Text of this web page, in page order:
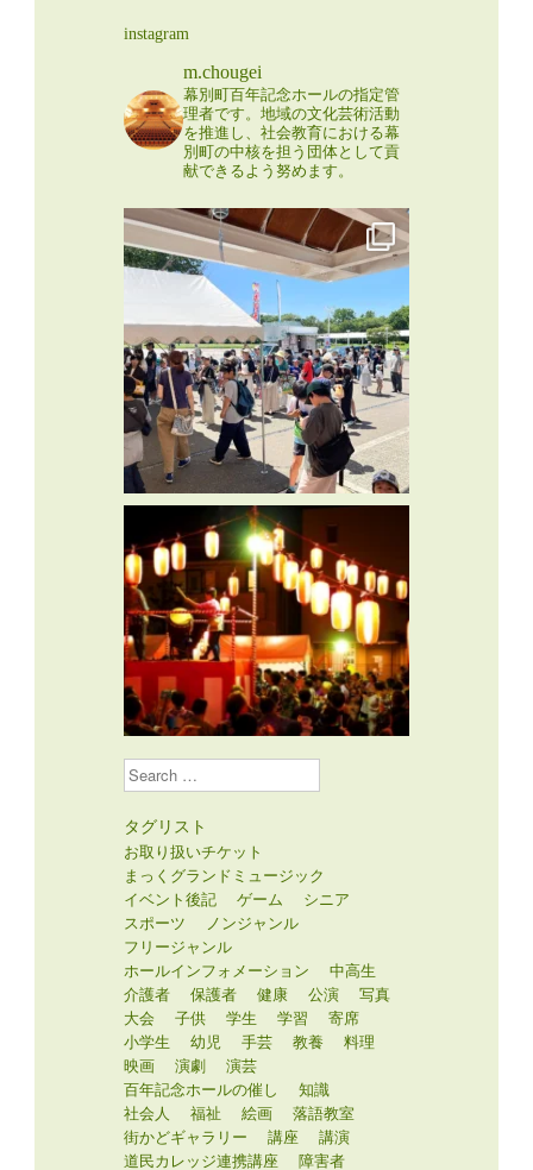
instagram
m.chougei
幕別町百年記念ホールの指定管
理者です。地域の文化芸術活動
を推進し、社会教育における幕
別町の中核を担う団体として貢
献できるよう努めます。
Search
タグリスト
お取り扱いチケット
まっくグランドミュージック
イベント後記
ゲーム
シニア
スポーツ
ノンジャンル
フリージャンル
ホールインフォメーション
中高生
介護者
保護者 健康 公演
写真
大会
子供 学生 学習
寄席
小学生
幼児 手芸 教養
料理
映画
演劇
演芸
百年記念ホールの催し
知識
社会人
福祉 絵画
落語教室
街かどギャラリー
講座
講演
道民カレッジ連携講座
障害者